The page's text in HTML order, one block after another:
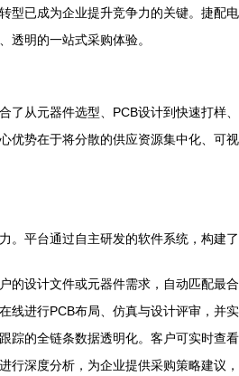
已成为企业提升竞争力的关键。捷配
透明的一站式采购体验。
从元器件选型、PCB设计到快速打
势在于将分散的供应资源集中化、
平台通过自主研发的软件系统，构建
的设计文件或元器件需求，自动匹配最
线进行PCB布局、仿真与设计评审，并
踪的全链条数据透明化。客户可实时查
行深度分析，为企业提供采购策略建议